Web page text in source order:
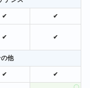
✔ ✔
✔ ✔
の他
✔ ✔